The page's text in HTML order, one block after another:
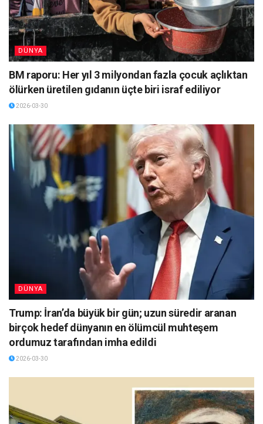
DÜNYA
BM raporu: Her yıl 3 milyondan fazla çocuk açlıktan
ölürken üretilen gıdanın üçte biri israf ediliyor
2026-03-30
DÜNYA
Trump: İran’da büyük bir gün; uzun süredir aranan
birçok hedef dünyanın en ölümcül muhteşem
ordumuz tarafından imha edildi
2026-03-30